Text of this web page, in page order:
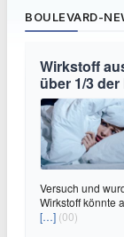
BOULEVARD-
Wirkstoff
über 1/3
Versuch und
Wirkstoff könnte
[…] (00)